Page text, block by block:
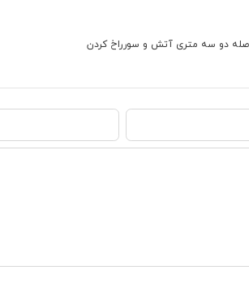
دو سه متری آتش و سورراخ کردن